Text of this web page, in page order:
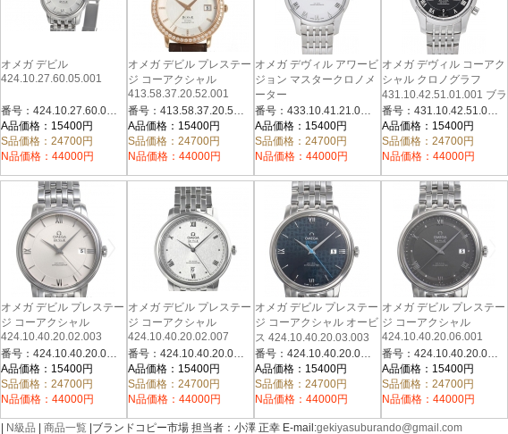
オメガ デビル
424.10.27.60.05.001
番号：424.10.27.60.05.001
A品価格：15400円
S品価格：24700円
N品価格：44000円
オメガ デビル プレステー
ジ コーアクシャル
413.58.37.20.52.001
番号：413.58.37.20.52.001
A品価格：15400円
S品価格：24700円
N品価格：44000円
オメガ デヴィル アワービ
ジョン マスタークロノメ
ーター
433.10.41.21.02.001 シル
バー
番号：433.10.41.21.02.001
A品価格：15400円
S品価格：24700円
N品価格：44000円
オメガ デヴィル コーアク
シャル クロノグラフ
431.10.42.51.01.001 ブラ
ック
番号：431.10.42.51.01.001
A品価格：15400円
S品価格：24700円
N品価格：44000円
オメガ デビル プレステー
ジ コーアクシャル
424.10.40.20.02.003
番号：424.10.40.20.02.003
A品価格：15400円
S品価格：24700円
N品価格：44000円
オメガ デビル プレステー
ジ コーアクシャル
424.10.40.20.02.007
番号：424.10.40.20.02.007
A品価格：15400円
S品価格：24700円
N品価格：44000円
オメガ デビル プレステー
ジ コーアクシャル オービ
ス 424.10.40.20.03.003
番号：424.10.40.20.03.003
A品価格：15400円
S品価格：24700円
N品価格：44000円
オメガ デビル プレステー
ジ コーアクシャル
424.10.40.20.06.001
番号：424.10.40.20.06.001
A品価格：15400円
S品価格：24700円
N品価格：44000円
N級品 商品一覧 |ブランドコピー市場 担当者：小澤 正幸 E-mail:gekiyasuburando@gmail.com